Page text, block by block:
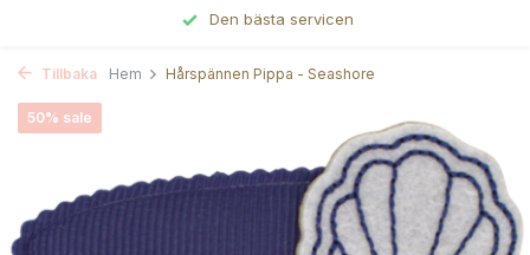
Den bästa servicen
Tillbaka Hem Hårspännen Pippa - Seashore
50% sale